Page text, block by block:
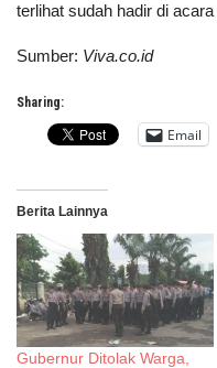
terlihat sudah hadir di
Sumber: Viva.co.id
Sharing:
Email
Berita Lainnya
Gubernur Ditolak Warga,